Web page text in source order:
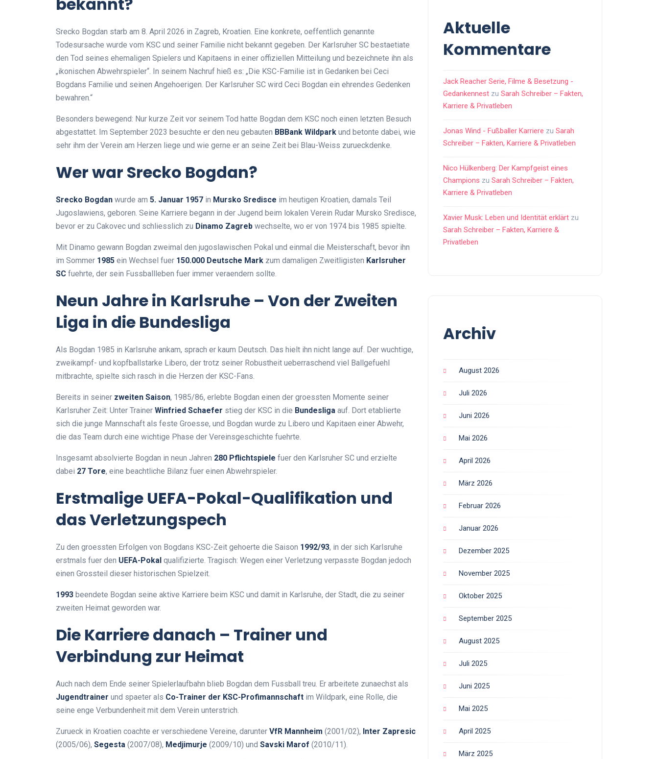
Srecko Bogdan starb am 8. April 2026 in Zagreb, Kroatien. Eine konkrete, oeffentlich genannte
Todesursache wurde vom KSC und seiner Familie nicht bekannt gegeben. Der Karlsruher SC bestaetiate
den Tod seines ehemaligen Spielers und Kapitaens in einer offiziellen Mitteilung und bezeichnete ihn als
„ikonischen Abwehrspieler“. In seinem Nachruf hieß es: „Die KSC-Familie ist in Gedanken bei Ceci
Bogdans Familie und seinen Angehoerigen. Der Karlsruher SC wird Ceci Bogdan ein ehrendes Gedenken
bewahren.“
Besonders bewegend: Nur kurze Zeit vor seinem Tod hatte Bogdan dem KSC noch einen letzten Besuch
abgestattet. Im September 2023 besuchte er den neu gebauten BBBank Wildpark und betonte dabei, wie
sehr ihm der Verein am Herzen liege und wie gerne er an seine Zeit bei Blau-Weiss zurueckdenke.
Wer war Srecko Bogdan?
Srecko Bogdan wurde am 5. Januar 1957 in Mursko Sredisce im heutigen Kroatien, damals Teil
Jugoslawiens, geboren. Seine Karriere begann in der Jugend beim lokalen Verein Rudar Mursko Sredisce,
bevor er zu Cakovec und schliesslich zu Dinamo Zagreb wechselte, wo er von 1974 bis 1985 spielte.
Mit Dinamo gewann Bogdan zweimal den jugoslawischen Pokal und einmal die Meisterschaft, bevor ihn
im Sommer 1985 ein Wechsel fuer 150.000 Deutsche Mark zum damaligen Zweitligisten Karlsruher
SC fuehrte, der sein Fussballleben fuer immer veraendern sollte.
Neun Jahre in Karlsruhe – Von der Zweiten
Liga in die Bundesliga
Als Bogdan 1985 in Karlsruhe ankam, sprach er kaum Deutsch. Das hielt ihn nicht lange auf. Der wuchtige,
zweikampf- und kopfballstarke Libero, der trotz seiner Robustheit ueberraschend viel Ballgefuehl
mitbrachte, spielte sich rasch in die Herzen der KSC-Fans.
Bereits in seiner zweiten Saison, 1985/86, erlebte Bogdan einen der groessten Momente seiner
Karlsruher Zeit: Unter Trainer Winfried Schaefer stieg der KSC in die Bundesliga auf. Dort etablierte
sich die junge Mannschaft als feste Groesse, und Bogdan wurde zu Libero und Kapitaen einer Abwehr,
die das Team durch eine wichtige Phase der Vereinsgeschichte fuehrte.
Insgesamt absolvierte Bogdan in neun Jahren 280 Pflichtspiele fuer den Karlsruher SC und erzielte
dabei 27 Tore, eine beachtliche Bilanz fuer einen Abwehrspieler.
Erstmalige UEFA-Pokal-Qualifikation und
das Verletzungspech
Zu den groessten Erfolgen von Bogdans KSC-Zeit gehoerte die Saison 1992/93, in der sich Karlsruhe
erstmals fuer den UEFA-Pokal qualifizierte. Tragisch: Wegen einer Verletzung verpasste Bogdan jedoch
einen Grossteil dieser historischen Spielzeit.
1993 beendete Bogdan seine aktive Karriere beim KSC und damit in Karlsruhe, der Stadt, die zu seiner
zweiten Heimat geworden war.
Die Karriere danach – Trainer und
Verbindung zur Heimat
Auch nach dem Ende seiner Spielerlaufbahn blieb Bogdan dem Fussball treu. Er arbeitete zunaechst als
Jugendtrainer und spaeter als Co-Trainer der KSC-Profimannschaft im Wildpark, eine Rolle, die
seine enge Verbundenheit mit dem Verein unterstrich.
Zurueck in Kroatien coachte er verschiedene Vereine, darunter VfR Mannheim (2001/02), Inter Zapresic
(2005/06), Segesta (2007/08), Medjimurje (2009/10) und Savski Marof (2010/11).
Aktuelle
Kommentare
Jack Reacher Serie, Filme & Besetzung -
Gedankennest zu Sarah Schreiber – Fakten,
Karriere & Privatleben
Jonas Wind - Fußballer Karriere zu Sarah
Schreiber – Fakten, Karriere & Privatleben
Nico Hülkenberg: Der Kampfgeist eines
Champions zu Sarah Schreiber – Fakten,
Karriere & Privatleben
Xavier Musk: Leben und Identität erklärt zu
Sarah Schreiber – Fakten, Karriere &
Privatleben
Archiv
August 2026
Juli 2026
Juni 2026
Mai 2026
April 2026
März 2026
Februar 2026
Januar 2026
Dezember 2025
November 2025
Oktober 2025
September 2025
August 2025
Juli 2025
Juni 2025
Mai 2025
April 2025
März 2025